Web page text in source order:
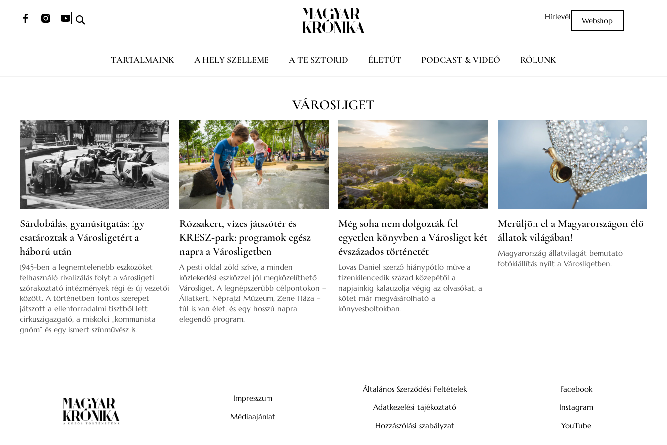
Hírlevél Webshop
TARTALMAINK A HELY SZELLEME A TE SZTORID ÉLETÚT PODCAST & VIDEÓ RÓLUNK
VÁROSLIGET
Sárdobálás, gyanúsítgatás: így
csatároztak a Városligetért a
háború után
1945-ben a legnemtelenebb eszközöket
felhasználó rivalizálás folyt a városligeti
szórakoztató intézmények régi és új vezetői
között. A történetben fontos szerepet
játszott a ellenforradalmi tisztből lett
cirkuszigazgató, a miskolci „kommunista
gnóm” és egy ismert színművész is.
Rózsakert, vizes játszótér és
KRESZ-park: programok egész
napra a Városligetben
A pesti oldal zöld szíve, a minden
közlekedési eszközzel jól megközelíthető
Városliget. A legnépszerűbb célpontokon –
Állatkert, Néprajzi Múzeum, Zene Háza –
túl is van élet, és egy hosszú napra
elegendő program.
Még soha nem dolgozták fel
egyetlen könyvben a Városliget két
évszázados történetét
Lovas Dániel szerző hiánypótló műve a
tizenkilencedik század közepétől a
napjainkig kalauzolja végig az olvasókat, a
kötet már megvásárolható a
könyvesboltokban.
Merüljön el a Magyarországon élő
állatok világában!
Magyarország állatvilágát bemutató
fotókiállítás nyílt a Városligetben.
Impresszum
Médiaajánlat
Általános Szerződési Feltételek
Adatkezelési tájékoztató
Hozzászólási szabályzat
Facebook
Instagram
YouTube